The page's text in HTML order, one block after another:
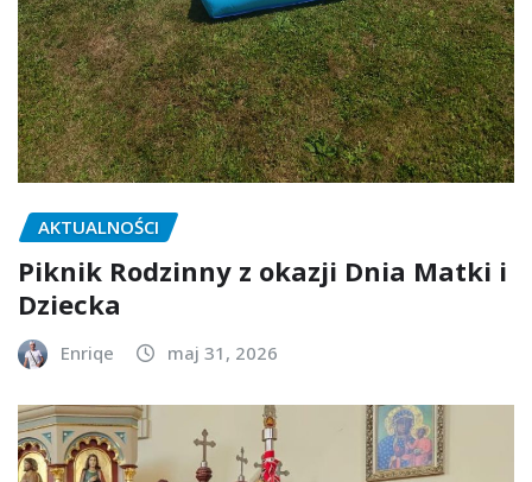
AKTUALNOŚCI
Piknik Rodzinny z okazji Dnia Matki i
Dziecka
Enriqe maj 31, 2026